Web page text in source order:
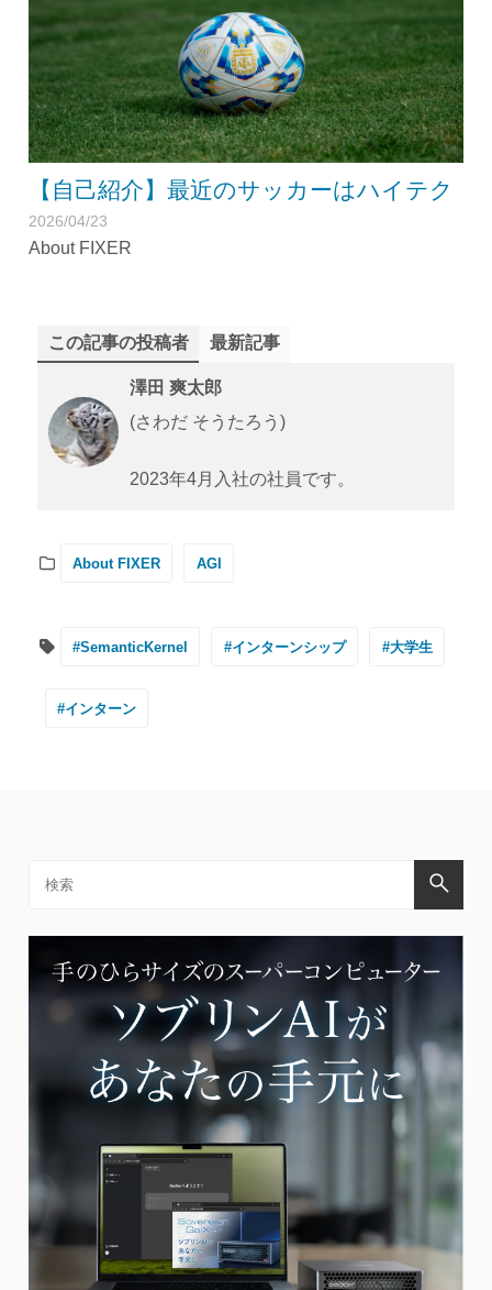
【自己紹介】最近のサッカーはハイテク
2026/04/23
About FIXER
この記事の投稿者 最新記事
澤田 爽太郎
(さわだ そうたろう)
2023年4月入社の社員です。
About FIXER AGI
#SemanticKernel #インターンシップ #大学生
#インターン